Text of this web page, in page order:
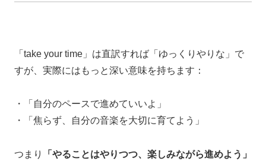
「take your time」は直訳すれば「ゆっくりやりな」で
すが、実際にはもっと深い意味を持ちます：
・「自分のペースで進めていいよ」
・「焦らず、自分の音楽を大切に育てよう」
つまり
「やることはやりつつ、楽しみながら進めよう」